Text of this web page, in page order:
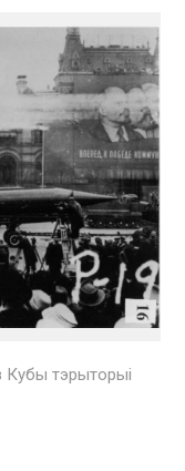
Кубы тэрыторыі